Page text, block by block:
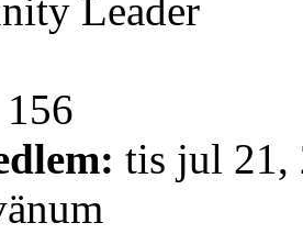
Leader
156
tis jul 21,